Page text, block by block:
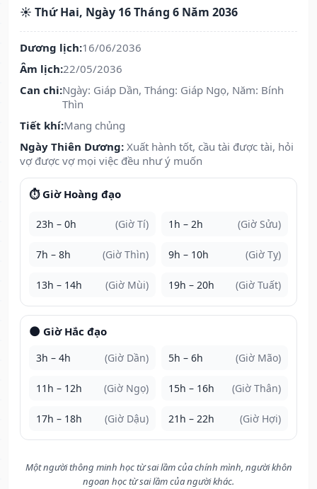
☀️ Thứ Hai, Ngày 16 Tháng 6 Năm 2036
Dương lịch:16/06/2036
Âm lịch:22/05/2036
Can chi:Ngày: Giáp Dần, Tháng: Giáp Ngọ, Năm: Bính
Thìn
Tiết khí:Mang chủng
Ngày Thiên Dương: Xuất hành tốt, cầu tài được tài, hỏi
vợ được vợ mọi việc đều như ý muốn
⏱️ Giờ Hoàng đạo
23h – 0h (Giờ Tí) 1h – 2h (Giờ Sửu)
7h – 8h (Giờ Thìn) 9h – 10h (Giờ Tỵ)
13h – 14h (Giờ Mùi) 19h – 20h (Giờ Tuất)
🌑 Giờ Hắc đạo
3h – 4h (Giờ Dần) 5h – 6h (Giờ Mão)
11h – 12h (Giờ Ngọ) 15h – 16h (Giờ Thân)
17h – 18h (Giờ Dậu) 21h – 22h (Giờ Hợi)
Một người thông minh học từ sai lầm của chính mình, người khôn
ngoan học từ sai lầm của người khác.